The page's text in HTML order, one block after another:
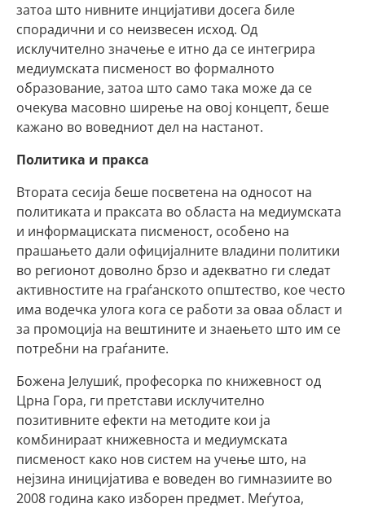
затоа што нивните инцијативи досега биле
спорадични и со неизвесен исход. Од
исклучително значење е итно да се интегрира
медиумската писменост во формалното
образование, затоа што само така може да се
очекува масовно ширење на овој концепт, беше
кажано во воведниот дел на настанот.
Политика и пракса
Втората сесија беше посветена на односот на
политиката и праксата во областа на медиумската
и информациската писменост, особено на
прашањето дали официјалните владини политики
во регионот доволно брзо и адекватно ги следат
активностите на граѓанското општество, кое често
има водечка улога кога се работи за оваа област и
за промоција на вештините и знаењето што им се
потребни на граѓаните.
Божена Јелушиќ, професорка по книжевност од
Црна Гора, ги претстави исклучително
позитивните ефекти на методите кои ја
комбинираат книжевноста и медиумската
писменост како нов систем на учење што, на
нејзина иницијатива е воведен во гимназиите во
2008 година како изборен предмет. Меѓутоа,